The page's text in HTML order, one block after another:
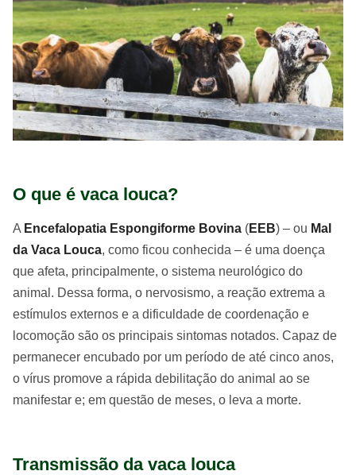
O que é vaca louca?
A Encefalopatia Espongiforme Bovina (EEB) – ou Mal
da Vaca Louca, como ficou conhecida – é uma doença
que afeta, principalmente, o sistema neurológico do
animal. Dessa forma, o nervosismo, a reação extrema a
estímulos externos e a dificuldade de coordenação e
locomoção são os principais sintomas notados. Capaz de
permanecer encubado por um período de até cinco anos,
o vírus promove a rápida debilitação do animal ao se
manifestar e; em questão de meses, o leva a morte.
Transmissão da vaca louca